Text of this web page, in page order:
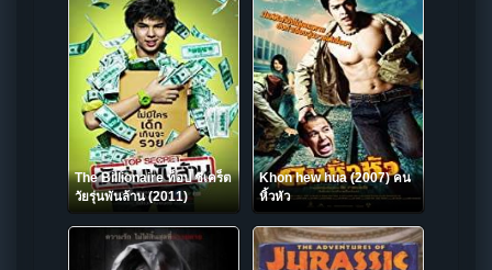
The Billionaire ท็อป ซีเคร็ต
วัยรุ่นพันล้าน (2011)
Khon hew hua (2007) คน
หิ้วหัว